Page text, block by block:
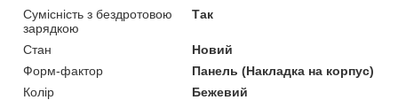
Сумісність з бездротовою
зарядкою
Так
Стан
Новий
Форм-фактор
Панель (Накладка на корпус)
Колір
Бежевий